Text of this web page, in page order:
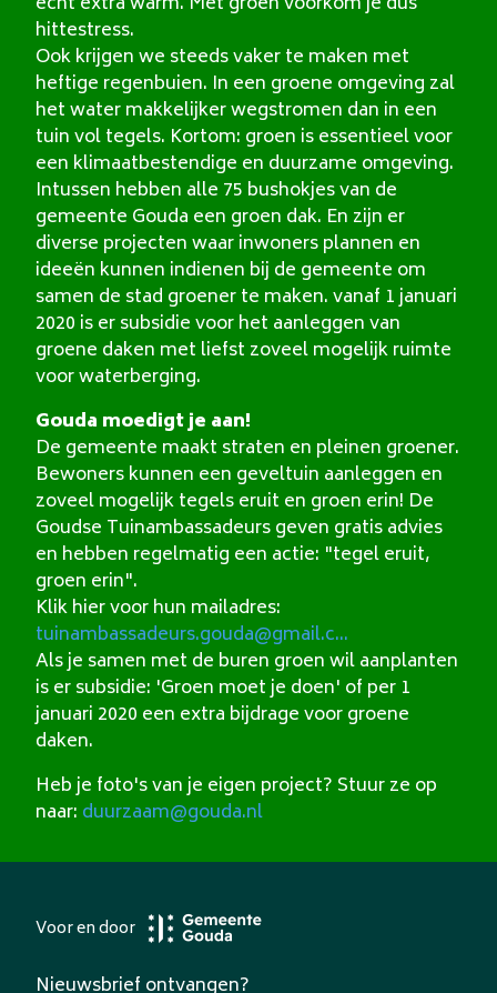
hittestress.
Ook krijgen we steeds vaker te maken met
heftige regenbuien. In een groene omgeving zal
het water makkelijker wegstromen dan in een
tuin vol tegels. Kortom: groen is essentieel voor
een klimaatbestendige en duurzame omgeving.
Intussen hebben alle 75 bushokjes van de
gemeente Gouda een groen dak. En zijn er
diverse projecten waar inwoners plannen en
ideeën kunnen indienen bij de gemeente om
samen de stad groener te maken. vanaf 1 januari
2020 is er subsidie voor het aanleggen van
groene daken met liefst zoveel mogelijk ruimte
voor waterberging.
Gouda moedigt je aan!
De gemeente maakt straten en pleinen groener.
Bewoners kunnen een geveltuin aanleggen en
zoveel mogelijk tegels eruit en groen erin! De
Goudse Tuinambassadeurs geven gratis advies
en hebben regelmatig een actie: "tegel eruit,
groen erin".
Klik hier voor hun mailadres:
tuinambassadeurs.gouda@gmail.c...
Als je samen met de buren groen wil aanplanten
is er subsidie: 'Groen moet je doen' of per 1
januari 2020 een extra bijdrage voor groene
daken.
Heb je foto's van je eigen project? Stuur ze op
naar: duurzaam@gouda.nl
Voor en door
Nieuwsbrief ontvangen?